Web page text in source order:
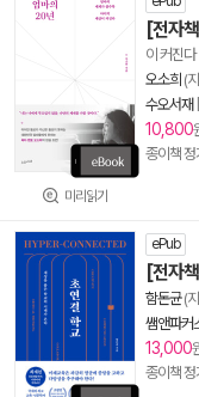
미리읽기
[전자
이 커진다
오소희 (
수오서재
10,800
종이책 정
ePub
[전자
함돈균(
쌤앤파커
13,000
종이책 정